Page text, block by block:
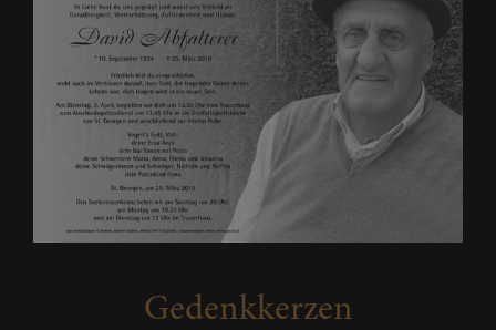
Gedenkkerzen